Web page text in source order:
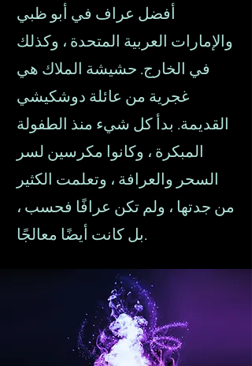
أفضل عراف في أبو ظبي
والإمارات العربية المتحدة ، وكذلك
في الخارج. حشيشة الملاك هي
غجرية من عائلة دوشكيشي
القديمة. بدأ كل شيء منذ الطفولة
المبكرة ، وكانوا مكرسين لسر
السحر والعرافة ، وتعلمت الكثير
من جدتها ، ولم تكن عرافًا فحسب ،
بل كانت أيضًا معالجًا.